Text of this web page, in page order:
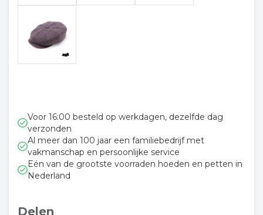
Voor 16:00 besteld op werkdagen, dezelfde dag
verzonden
Al meer dan 100 jaar een familiebedrijf met
vakmanschap en persoonlijke service
Eén van de grootste voorraden hoeden en petten in
Nederland
Delen